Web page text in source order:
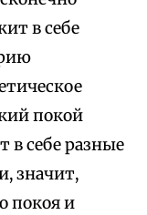
в себе
покой
в себе разные
значит,
покоя и